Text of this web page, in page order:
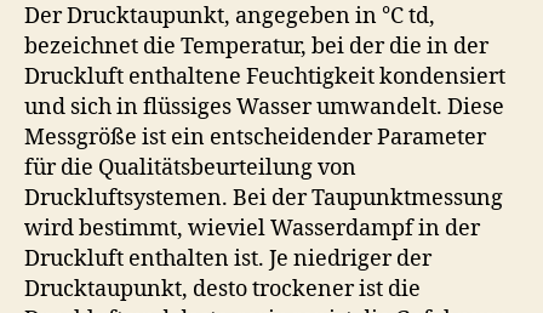
Der Drucktaupunkt, angegeben in °C td,
bezeichnet die Temperatur, bei der die in der
Druckluft enthaltene Feuchtigkeit kondensiert
und sich in flüssiges Wasser umwandelt. Diese
Messgröße ist ein entscheidender Parameter
für die Qualitätsbeurteilung von
Druckluftsystemen. Bei der Taupunktmessung
wird bestimmt, wieviel Wasserdampf in der
Druckluft enthalten ist. Je niedriger der
Drucktaupunkt, desto trockener ist die